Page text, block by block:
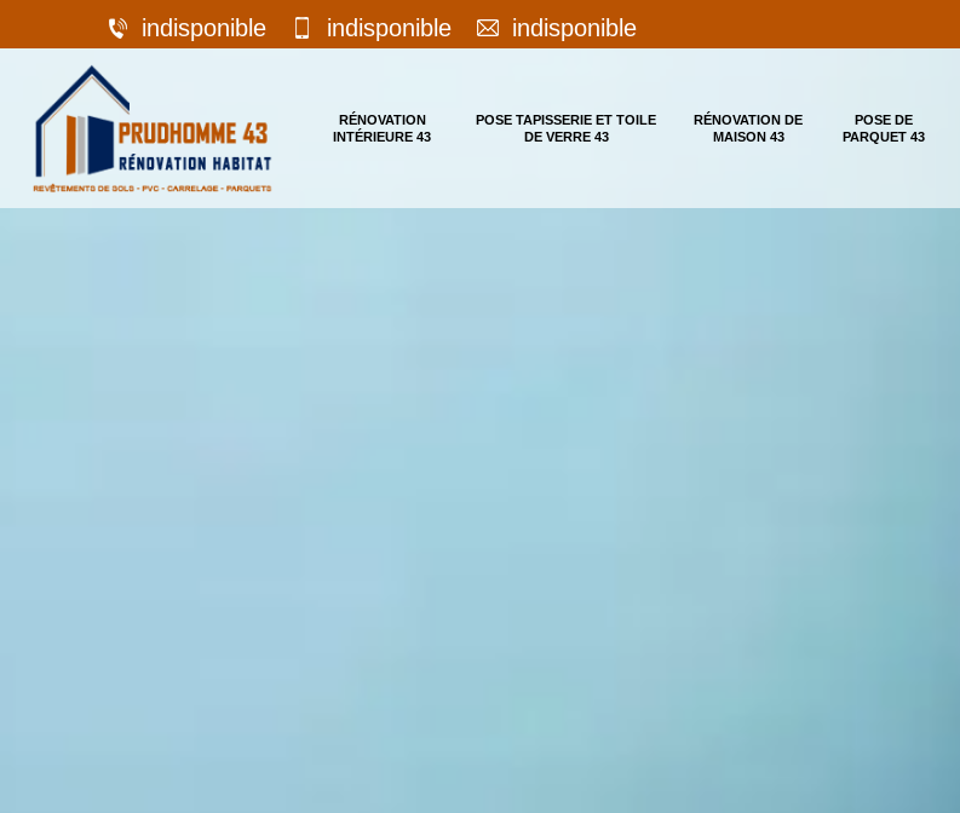
indisponible indisponible indisponible
RÉNOVATION
INTÉRIEURE 43
POSE TAPISSERIE ET TOILE
DE VERRE 43
RÉNOVATION DE
MAISON 43
POSE DE
PARQUET 43